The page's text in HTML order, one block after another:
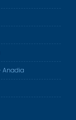
Anadia